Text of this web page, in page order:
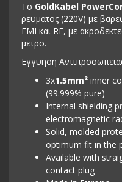
Το GoldKabel
ρευματος (220V) με
EMI και RF, με
μετρο.
Εγγυηση
3x1.5mm² inner
(99.999% pure)
Internal shielding
electromagnetic
Solid, molded
optimum fit in the
Available with
contact plug